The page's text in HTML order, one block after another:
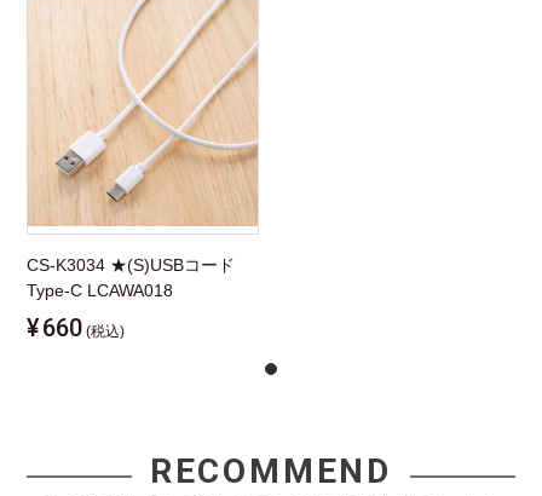
CS-K3034 ★(S)USBコード
Type-C LCAWA018
¥660 (税込)
RECOMMEND